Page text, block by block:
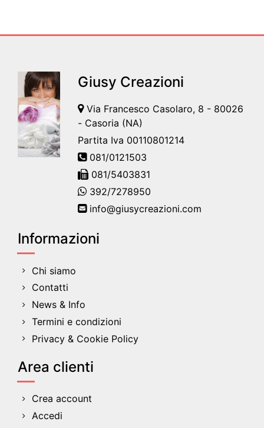
Giusy Creazioni
Via Francesco Casolaro, 8 - 80026
- Casoria (NA)
Partita Iva 00110801214
081/0121503
081/5403831
392/7278950
info@giusycreazioni.com
Informazioni
Chi siamo
Contatti
News & Info
Termini e condizioni
Privacy & Cookie Policy
Area clienti
Crea account
Accedi